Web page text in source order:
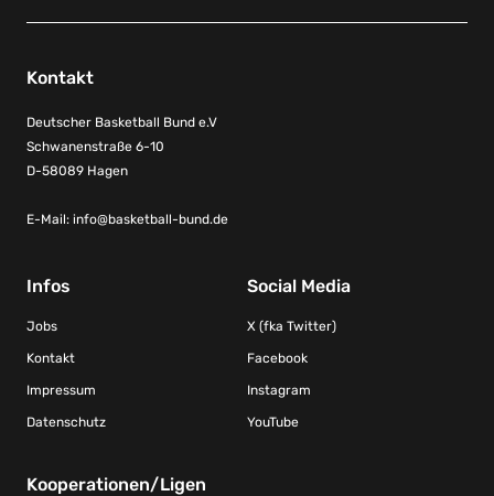
Kontakt
Deutscher Basketball Bund e.V
Schwanenstraße 6-10
D-58089 Hagen
E-Mail: info@basketball-bund.de
Infos
Jobs
Kontakt
Impressum
Datenschutz
Social Media
X (fka Twitter)
Facebook
Instagram
YouTube
Kooperationen/Ligen